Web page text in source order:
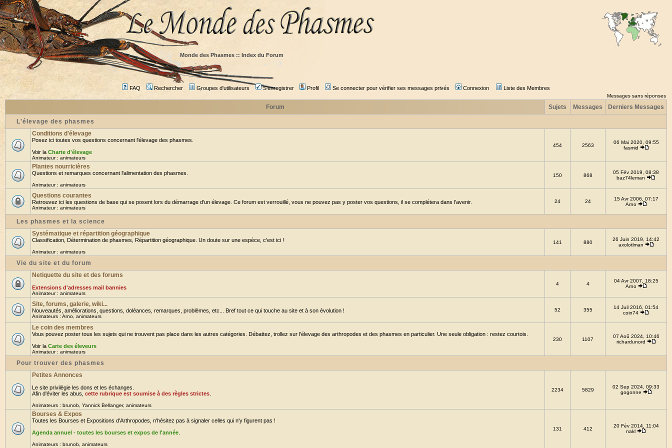
Monde des Phasmes :: Index du Forum
FAQ Rechercher Groupes d'utilisateurs S'enregistrer Profil Se connecter pour vérifier ses messages privés Connexion Liste des Membres
Messages sans réponses
Forum Sujets Messages Derniers Messages
L'élevage des phasmes
Conditions d'élevage
Posez ici toutes vos questions concernant l'élevage des phasmes.
Voir la Charte d'élevage
Animateur : animateurs
454 2563
06 Mai 2020, 09:55
fasmid
Plantes nourricières
Questions et remarques concernant l'alimentation des phasmes.
Animateur : animateurs
150 868
05 Fév 2019, 08:38
baz74leman
Questions courantes
Retrouvez ici les questions de base qui se posent lors du démarrage d'un élevage. Ce forum est verrouillé, vous ne pouvez pas y poster vos questions, il se complétera dans l'avenir.
Animateur : animateurs
24 24
15 Avr 2006, 07:17
Arno
Les phasmes et la science
Systématique et répartition géographique
Classification, Détermination de phasmes, Répartition géographique. Un doute sur une espèce, c'est ici !
Animateur : animateurs
141 880
26 Juin 2019, 14:42
axolotlman
Vie du site et du forum
Netiquette du site et des forums
Extensions d'adresses mail bannies
Animateur : animateurs
4 4
04 Avr 2007, 18:25
Arno
Site, forums, galerie, wiki...
Nouveautés, améliorations, questions, doléances, remarques, problèmes, etc... Bref tout ce qui touche au site et à son évolution !
Animateurs : Arno animateurs
52 355
14 Juil 2016, 01:54
coin74
Le coin des membres
Vous pouvez poster tous les sujets qui ne trouvent pas place dans les autres catégories. Débattez, trollez sur l'élevage des arthropodes et des phasmes en particulier. Une seule obligation : restez courtois.
Voir la Carte des éleveurs
Animateur : animateurs
230 1107
07 Aoû 2024, 10:46
richardunord
Pour trouver des phasmes
Petites Annonces
Le site privilègie les dons et les échanges.
Afin d'éviter les abus, cette rubrique est soumise à des règles strictes
Animateurs : brunob Yannick Bellanger, animateurs
2234 5829
02 Sep 2024, 09:33
gogonne
Bourses & Expos
Toutes les Bourses et Expositions d'Arthropodes, n'hésitez pas à signaler celles qui n'y figurent pas !
Agenda annuel - toutes les bourses et expos de l'année
Animateurs : brunob animateurs
131 412
20 Fév 2014, 11:04
nakl